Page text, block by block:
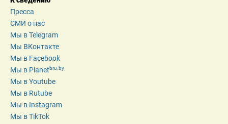
Пресса
СМИ о нас
Мы в Telegram
Мы ВКонтакте
Мы в Facebook
Мы в Planetbru.by
Мы в Youtube
Мы в Rutube
Мы в Instagram
Мы в TikTok